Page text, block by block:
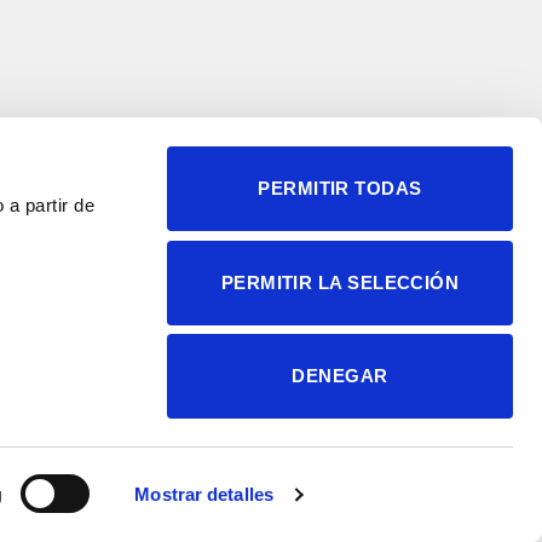
a partir de
Mostrar detalles
PERMITIR TODAS
PERMITIR LA SELECCIÓN
DENEGAR
Neurociencias
Política de privacidad
Accesibilidad